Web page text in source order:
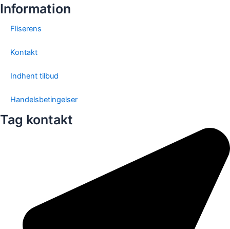
Information
Fliserens
Kontakt
Indhent tilbud
Handelsbetingelser
Tag kontakt